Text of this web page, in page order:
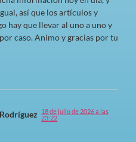
así que los artículos y
hay que llevar al uno a uno y
caso. Animo y gracias por tu
18 de julio de 2026 a las
23:22